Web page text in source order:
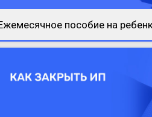
пособие на